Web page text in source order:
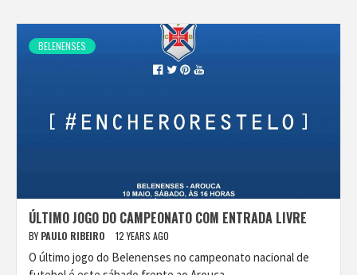
BELENENSES
ÚLTIMO JOGO DO CAMPEONATO COM ENTRADA LIVRE
BY PAULO RIBEIRO 12 YEARS AGO
O último jogo do Belenenses no campeonato nacional de